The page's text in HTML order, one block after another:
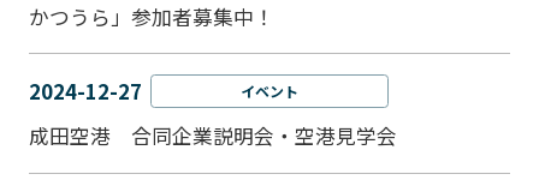
かつうら」参加者募集中！
2024-12-27 イベント
成田空港 合同企業説明会・空港見学会